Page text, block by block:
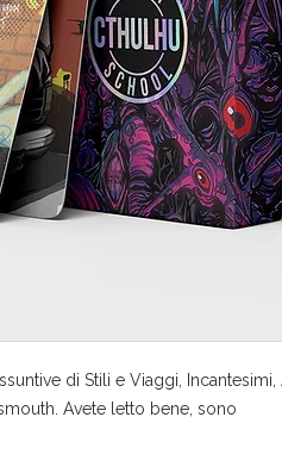
di Stili e Viaggi, Incantesimi,
Avete letto bene, sono